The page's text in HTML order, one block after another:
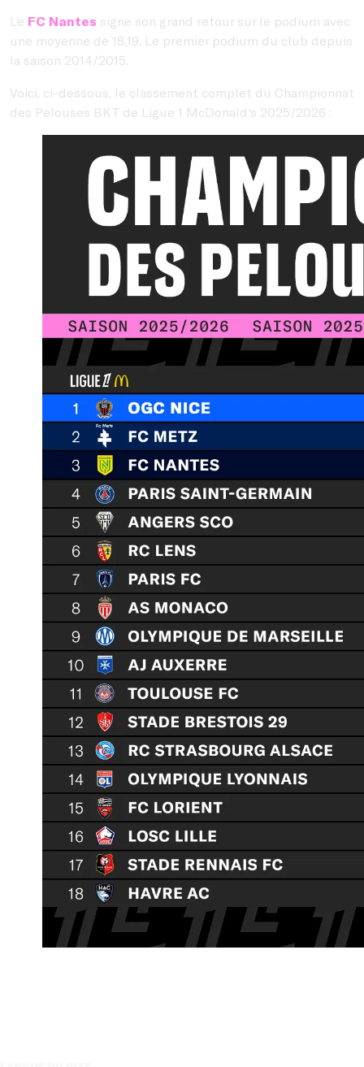
Le FC Nantes signe son grand retour sur le podium avec
une moyenne de 18,19. Le premier podium du club depuis
la saison 2014/2015.
Voici, ci-dessous, le classement complet du Championnat
des Pelouses BKT de Ligue 1 McDonald's 2025/2026 :